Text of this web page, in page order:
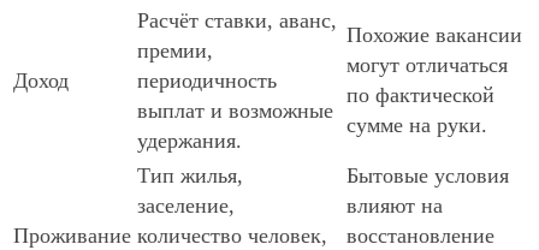
Доход
Расчёт ставки, аванс,
премии,
периодичность
выплат и возможные
удержания.
Похожие вакансии
могут отличаться
по фактической
сумме на руки.
Проживание
Тип жилья,
заселение,
количество человек,
Бытовые условия
влияют на
восстановление